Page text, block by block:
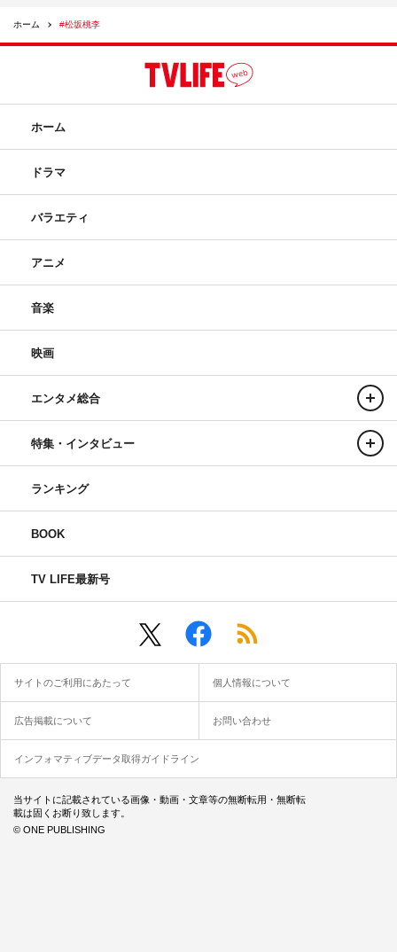
ホーム #松坂桃李
ホーム
ドラマ
バラエティ
アニメ
音楽
映画
エンタメ総合
特集・インタビュー
ランキング
BOOK
TV LIFE最新号
サイトのご利用にあたって 個人情報について
広告掲載について お問い合わせ
インフォマティブデータ取得ガイドライン
当サイトに記載されている画像・動画・文章等の無断転用・無断転
載は固くお断り致します。
© ONE PUBLISHING